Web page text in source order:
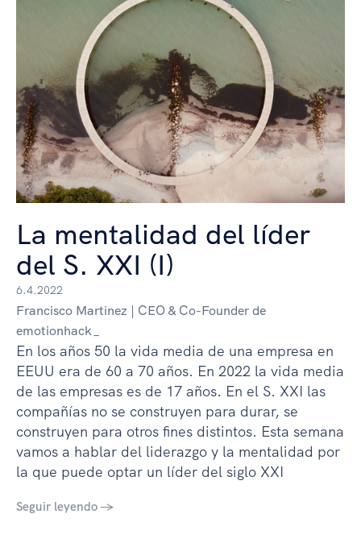
La mentalidad del líder
del S. XXI (I)
6.4.2022
Francisco Martinez | CEO & Co-Founder de
emotionhack_
En los años 50 la vida media de una empresa en
EEUU era de 60 a 70 años. En 2022 la vida media
de las empresas es de 17 años. En el S. XXI las
compañías no se construyen para durar, se
construyen para otros fines distintos. Esta semana
vamos a hablar del liderazgo y la mentalidad por
la que puede optar un líder del siglo XXI
Seguir leyendo →